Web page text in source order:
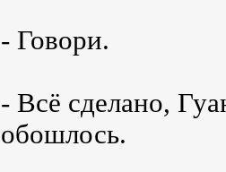
- Говори.
- Всё сделано,
обошлось.